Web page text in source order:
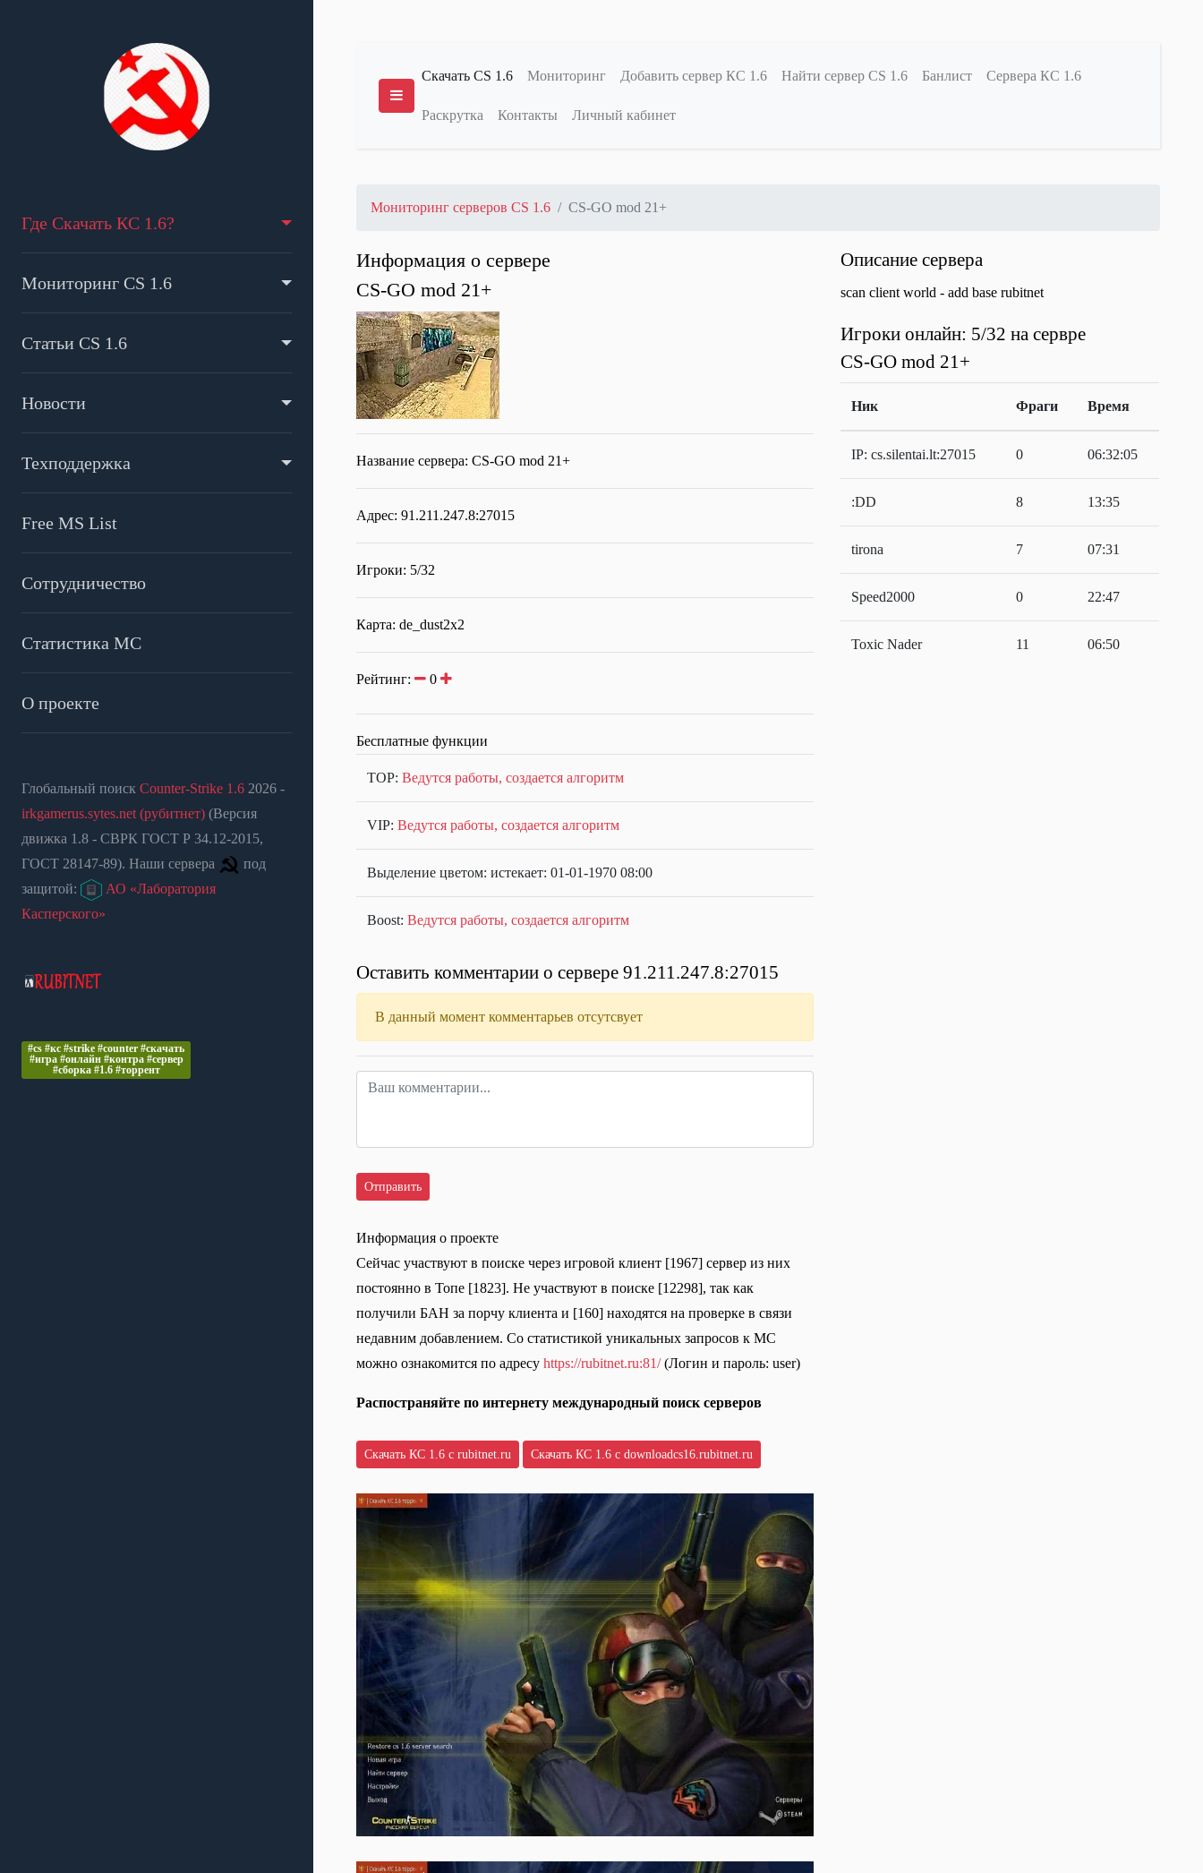
Где Скачать КС 1.6?
Мониторинг CS 1.6
Статьи CS 1.6
Новости
Техподдержка
Free MS List
Сотрудничество
Статистика МС
О проекте
Глобальный поиск Counter-Strike 1.6 2026 -
irkgamerus.sytes.net (рубитнет) (Версия
движка 1.8 - СВРК ГОСТ Р 34.12-2015,
ГОСТ 28147-89). Наши сервера
под
защитой:
АО «Лаборатория
Касперского»
#cs #кс #strike #counter #скачать
#игра #онлайн #контра #сервер
#сборка #1.6 #торрент
Переключение меню
Скачать CS 1.6 Мониторинг Добавить сервер КС 1.6 Найти сервер CS 1.6 Банлист Сервера КС 1.6
Раскрутка Контакты Личный кабинет
Мониторинг серверов CS 1.6 CS-GO mod 21+
Информация о сервере
CS-GO mod 21+
Название сервера: CS-GO mod 21+
Адрес: 91.211.247.8:27015
Игроки: 5/32
Карта: de_dust2x2
Рейтинг: 0
Бесплатные функции
TOP: Ведутся работы, создается алгоритм
VIP: Ведутся работы, создается алгоритм
Выделение цветом: истекает: 01-01-1970 08:00
Boost: Ведутся работы, создается алгоритм
Оставить комментарии о сервере 91.211.247.8:27015
В данный момент комментарьев отсутсвует
Информация о проекте
Сейчас участвуют в поиске через игровой клиент [1967] сервер из них
постоянно в Топе [1823]. Не участвуют в поиске [12298], так как
получили БАН за порчу клиента и [160] находятся на проверке в связи
недавним добавлением. Со статистикой уникальных запросов к МС
можно ознакомится по адресу https://rubitnet.ru:81/(Логин и пароль: user)
Распостраняйте по интернету международный поиск серверов
Скачать КС 1.6 с rubitnet.ru Скачать КС 1.6 с downloadcs16.rubitnet.ru
Описание сервера
scan client world - add base rubitnet
Игроки онлайн: 5/32 на сервре
CS-GO mod 21+
Ник Фраги Время
IP: cs.silentai.lt:27015 0 06:32:05
:DD 8 13:35
tirona 7 07:31
Speed2000 0 22:47
Toxic Nader 11 06:50